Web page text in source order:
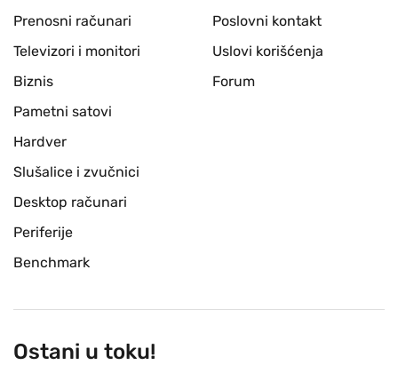
Prenosni računari
Televizori i monitori
Biznis
Pametni satovi
Hardver
Slušalice i zvučnici
Desktop računari
Periferije
Benchmark
Poslovni kontakt
Uslovi korišćenja
Forum
Ostani u toku!